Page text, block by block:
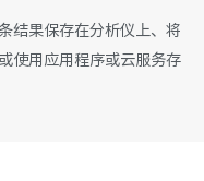
结果保存在分析仪上、将
使用应用程序或云服务存